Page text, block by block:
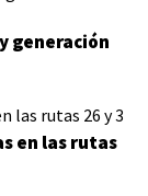
generación
en las rutas